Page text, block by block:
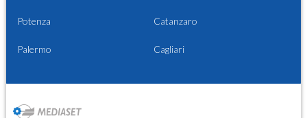
Potenza Catanzaro
Palermo Cagliari